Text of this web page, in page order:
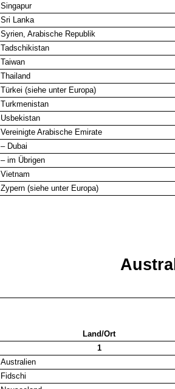
Singapur
Sri Lanka
Syrien, Arabische Republik
Tadschikistan
Taiwan
Thailand
Türkei (siehe unter Europa)
Turkmenistan
Usbekistan
Vereinigte Arabische Emirate
– Dubai
– im Übrigen
Vietnam
Zypern (siehe unter Europa)
Land/Ort
1
Australien
Fidschi